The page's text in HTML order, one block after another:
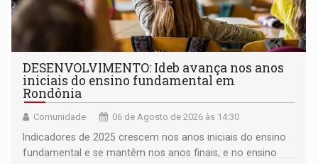
DESENVOLVIMENTO: Ideb avança nos anos
iniciais do ensino fundamental em
Rondônia
Comunidade 06 de Agosto de 2026 às 14:30
Indicadores de 2025 crescem nos anos iniciais do ensino
fundamental e se mantêm nos anos finais; e no ensino